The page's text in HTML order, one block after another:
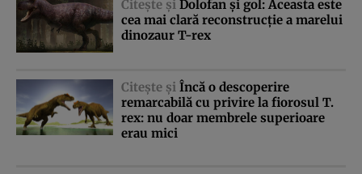
Citeşte şi Dolofan şi gol: Aceasta este
cea mai clară reconstrucţie a marelui
dinozaur T-rex
Citeşte şi Încă o descoperire
remarcabilă cu privire la fiorosul T.
rex: nu doar membrele superioare
erau mici